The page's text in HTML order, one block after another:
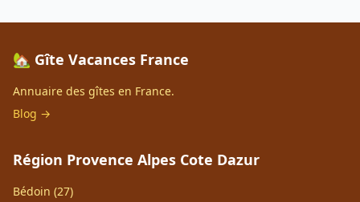
🏡 Gîte Vacances France
Annuaire des gîtes en France.
Blog →
Région Provence Alpes Cote Dazur
Bédoin (27)